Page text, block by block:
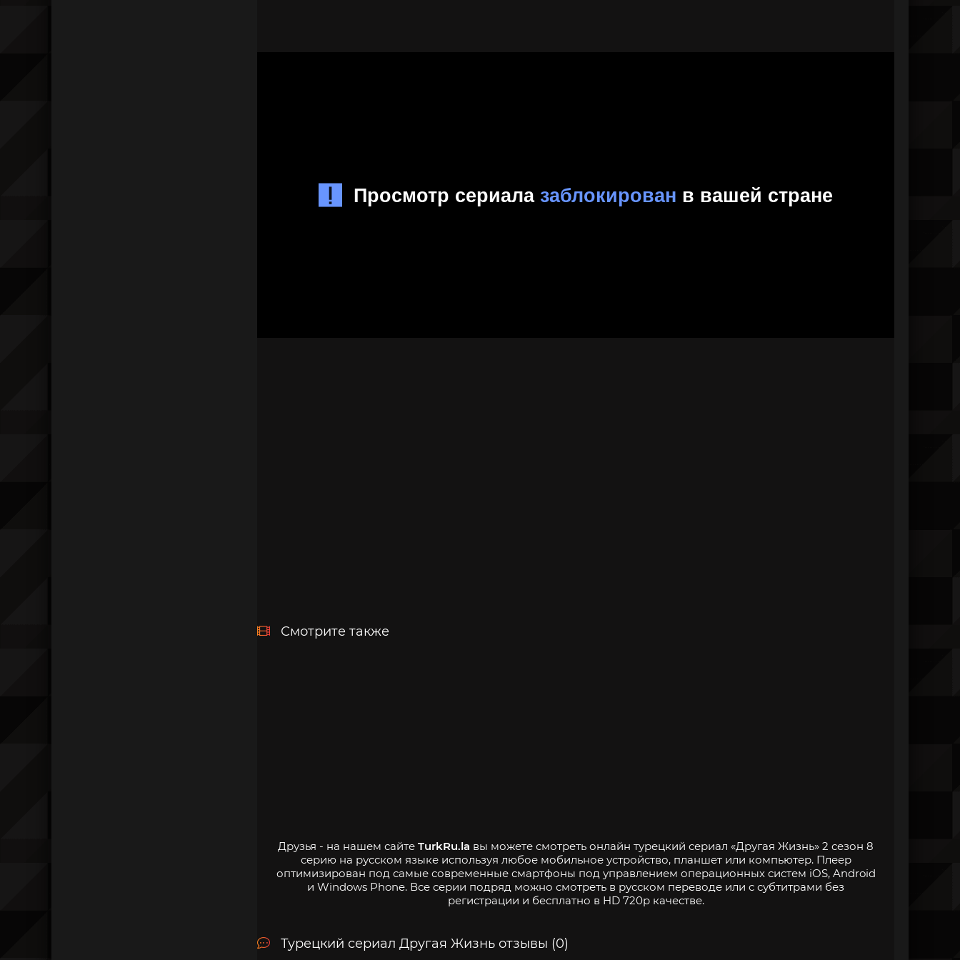
Смотрите также
Друзья - на нашем сайте TurkRu.la вы можете смотреть онлайн турецкий сериал «Другая Жизнь» 2 сезон 8
серию на русском языке используя любое мобильное устройство, планшет или компьютер. Плеер
оптимизирован под самые современные смартфоны под управлением операционных систем iOS, Android
и Windows Phone. Все серии подряд можно смотреть в русском переводе или с субтитрами без
регистрации и бесплатно в HD 720p качестве.
Турецкий сериал Другая Жизнь отзывы (0)